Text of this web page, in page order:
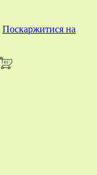
Поскаржитися на